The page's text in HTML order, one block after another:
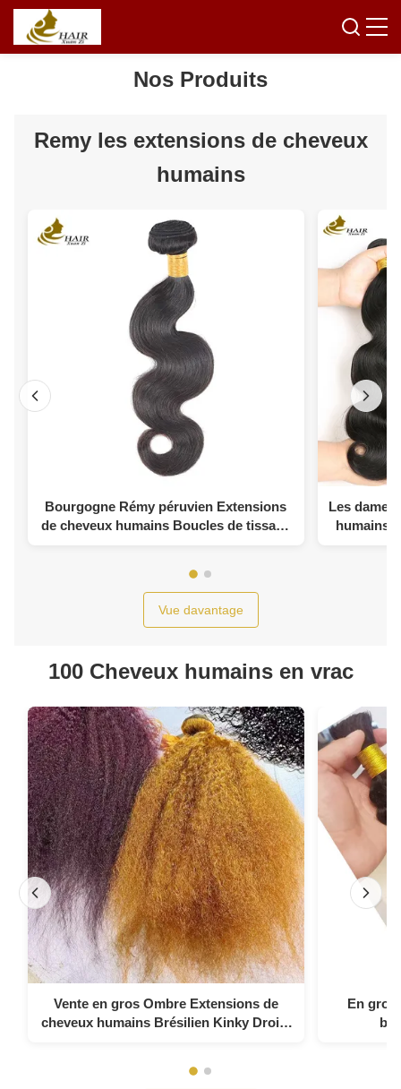
Nos Produits
Remy les extensions de cheveux
humains
Bourgogne Rémy péruvien Extensions
de cheveux humains Boucles de tissage
Les dames
humains
Vue davantage
100 Cheveux humains en vrac
Vente en gros Ombre Extensions de
cheveux humains Brésilien Kinky Droite
En gros